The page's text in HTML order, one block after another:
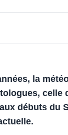
la
celle
débuts du